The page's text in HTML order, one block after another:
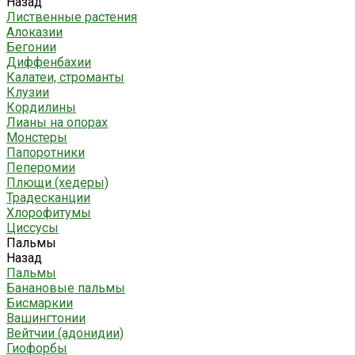
Лиственные растения
Алоказии
Бегонии
Диффенбахии
Калатеи, строманты
Клузии
Кордилины
Лианы на опорах
Монстеры
Папоротники
Пеперомии
Плющи (хедеры)
Традесканции
Хлорофитумы
Циссусы
Пальмы
Назад
Пальмы
Банановые пальмы
Бисмаркии
Вашингтонии
Вейтчии (адонидии)
Гиофорбы